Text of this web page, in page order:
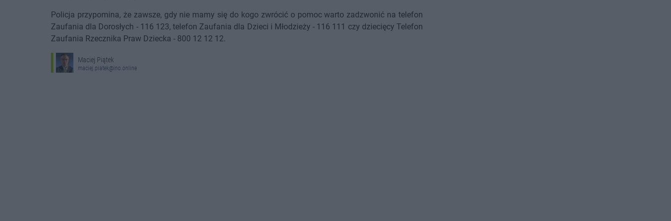
Policja przypomina, że zawsze, gdy nie mamy się do kogo zwrócić o pomoc warto zadzwonić na telefon
Zaufania dla Dorosłych - 116 123, telefon Zaufania dla Dzieci i Młodzieży - 116 111 czy dziecięcy Telefon
Zaufania Rzecznika Praw Dziecka - 800 12 12 12.
Maciej Piątek
maciej.piatek@ino.online